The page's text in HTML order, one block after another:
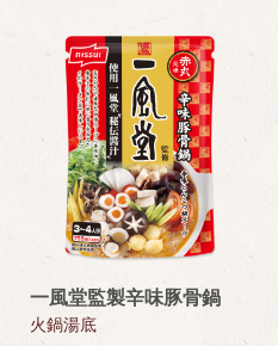
一風堂監製辛味豚骨鍋
火鍋湯底